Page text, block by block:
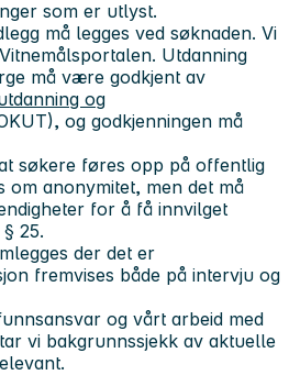
som er utlyst.
må legges ved søknaden. Vi
Utdanning
må være godkjent av
og
og godkjenningen må
søkere føres opp på offentlig
om anonymitet, men det må
for å få innvilget
25.
der det er
fremvises både på intervju og
og vårt arbeid med
vi bakgrunnssjekk av aktuelle